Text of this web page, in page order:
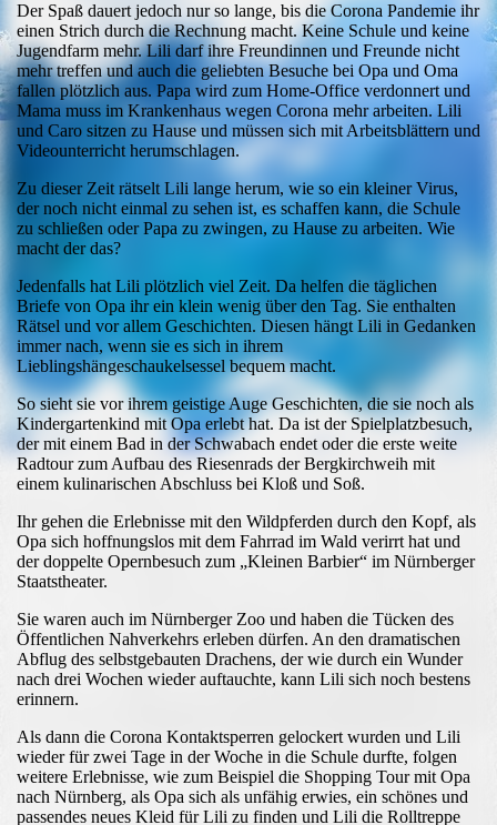
Der Spaß dauert jedoch nur so lange, bis die Corona Pandemie ihr
einen Strich durch die Rechnung macht. Keine Schule und keine
Jugendfarm mehr. Lili darf ihre Freundinnen und Freunde nicht
mehr treffen und auch die geliebten Besuche bei Opa und Oma
fallen plötzlich aus. Papa wird zum Home-Office verdonnert und
Mama muss im Krankenhaus wegen Corona mehr arbeiten. Lili
und Caro sitzen zu Hause und müssen sich mit Arbeitsblättern und
Videounterricht herumschlagen.
Zu dieser Zeit rätselt Lili lange herum, wie so ein kleiner Virus,
der noch nicht einmal zu sehen ist, es schaffen kann, die Schule
zu schließen oder Papa zu zwingen, zu Hause zu arbeiten. Wie
macht der das?
Jedenfalls hat Lili plötzlich viel Zeit. Da helfen die täglichen
Briefe von Opa ihr ein klein wenig über den Tag. Sie enthalten
Rätsel und vor allem Geschichten. Diesen hängt Lili in Gedanken
immer nach, wenn sie es sich in ihrem
Lieblingshängeschaukelsessel bequem macht.
So sieht sie vor ihrem geistige Auge Geschichten, die sie noch als
Kindergartenkind mit Opa erlebt hat. Da ist der Spielplatzbesuch,
der mit einem Bad in der Schwabach endet oder die erste weite
Radtour zum Aufbau des Riesenrads der Bergkirchweih mit
einem kulinarischen Abschluss bei Kloß und Soß.
Ihr gehen die Erlebnisse mit den Wildpferden durch den Kopf, als
Opa sich hoffnungslos mit dem Fahrrad im Wald verirrt hat und
der doppelte Opernbesuch zum „Kleinen Barbier“ im Nürnberger
Staatstheater.
Sie waren auch im Nürnberger Zoo und haben die Tücken des
Öffentlichen Nahverkehrs erleben dürfen. An den dramatischen
Abflug des selbstgebauten Drachens, der wie durch ein Wunder
nach drei Wochen wieder auftauchte, kann Lili sich noch bestens
erinnern.
Als dann die Corona Kontaktsperren gelockert wurden und Lili
wieder für zwei Tage in der Woche in die Schule durfte, folgen
weitere Erlebnisse, wie zum Beispiel die Shopping Tour mit Opa
nach Nürnberg, als Opa sich als unfähig erwies, ein schönes und
passendes neues Kleid für Lili zu finden und Lili die Rolltreppe